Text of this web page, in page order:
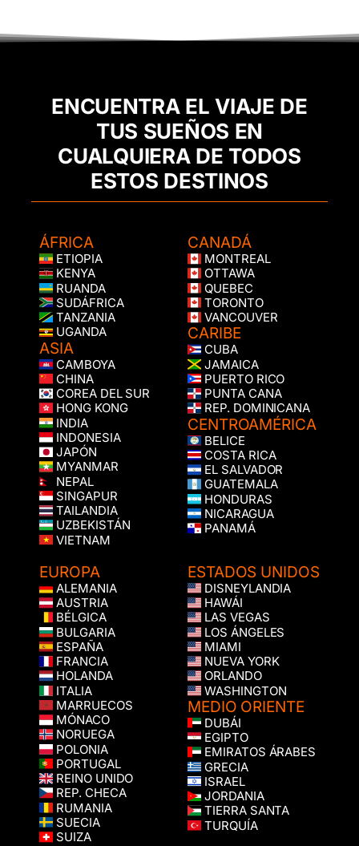
ENCUENTRA EL VIAJE DE
TUS SUEÑOS EN
CUALQUIERA DE TODOS
ESTOS DESTINOS
ÁFRICA
ETIOPIA
KENYA
RUANDA
SUDÁFRICA
TANZANIA
UGANDA
ASIA
CAMBOYA
CHINA
COREA DEL SUR
HONG KONG
INDIA
INDONESIA
JAPÓN
MYANMAR
NEPAL
SINGAPUR
TAILANDIA
UZBEKISTÁN
VIETNAM
CANADÁ
MONTREAL
OTTAWA
QUEBEC
TORONTO
VANCOUVER
CARIBE
CUBA
JAMAICA
PUERTO RICO
PUNTA CANA
REP. DOMINICANA
CENTROAMÉRICA
BELICE
COSTA RICA
EL SALVADOR
GUATEMALA
HONDURAS
NICARAGUA
PANAMÁ
EUROPA
ALEMANIA
AUSTRIA
BÉLGICA
BULGARIA
ESPAÑA
FRANCIA
HOLANDA
ITALIA
MARRUECOS
MÓNACO
NORUEGA
POLONIA
PORTUGAL
REINO UNIDO
REP. CHECA
RUMANIA
SUECIA
SUIZA
ESTADOS UNIDOS
DISNEYLANDIA
HAWÁI
LAS VEGAS
LOS ÁNGELES
MIAMI
NUEVA YORK
ORLANDO
WASHINGTON
MEDIO ORIENTE
DUBÁI
EGIPTO
EMIRATOS ÁRABES
GRECIA
ISRAEL
JORDANIA
TIERRA SANTA
TURQUÍA